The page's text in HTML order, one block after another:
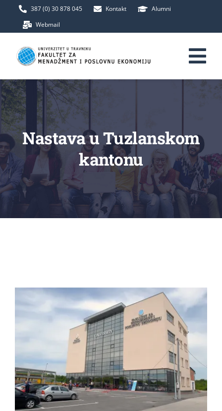
387 (0) 30 878 045 Kontakt
Alumni
Webmail
Početna
Fakultet
Upis
Studij
Međunarodna saradnja
Nastava u Tuzlanskom
kantonu